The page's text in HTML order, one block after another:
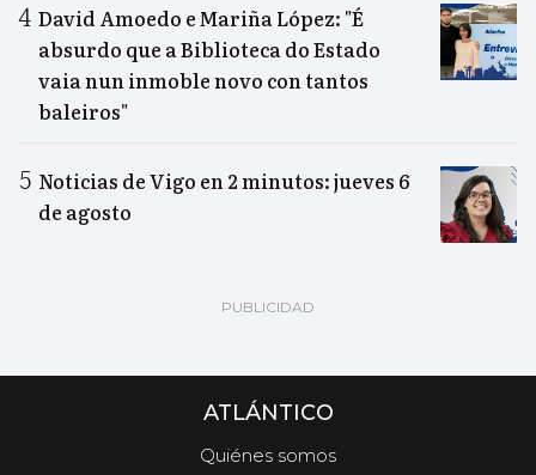
David Amoedo e Mariña López: "É
absurdo que a Biblioteca do Estado
vaia nun inmoble novo con tantos
baleiros"
Noticias de Vigo en 2 minutos: jueves 6
de agosto
ATLÁNTICO
Quiénes somos